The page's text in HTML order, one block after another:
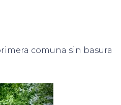
comuna sin basura